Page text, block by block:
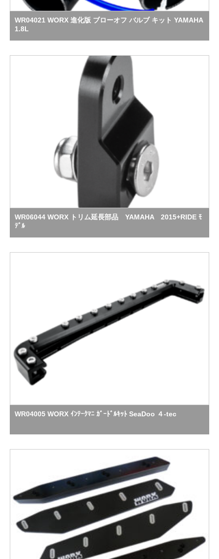
WR04021 WORX 進化版 ブローオフ バルブ キット YAMAHA
1.8L
WR06044 WORX トリム延長部品 YAMAHA 2015+RIDE ﾓ
ﾃﾞﾙ
WR04005 WORX ｲﾝﾃｰｸﾏﾆ ｶﾞｰﾄﾞﾙｷｯﾄ SeaDoo ４-tec